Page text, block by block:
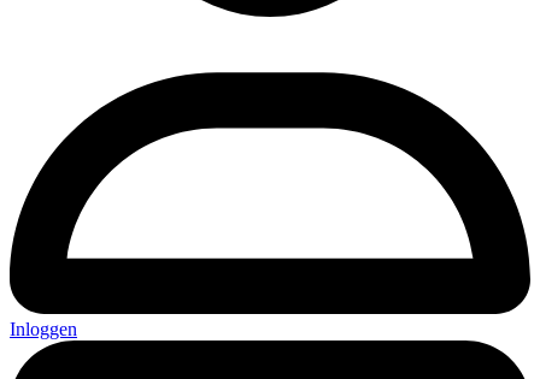
Inloggen